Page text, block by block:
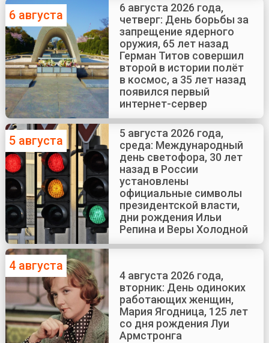
6 августа
6 августа 2026 года,
четверг: День борьбы за
запрещение ядерного
оружия, 65 лет назад
Герман Титов совершил
второй в истории полёт
в космос, а 35 лет назад
появился первый
интернет-сервер
5 августа
5 августа 2026 года,
среда: Международный
день светофора, 30 лет
назад в России
установлены
официальные символы
президентской власти,
дни рождения Ильи
Репина и Веры Холодной
4 августа
4 августа 2026 года,
вторник: День одиноких
работающих женщин,
Мария Ягодница, 125 лет
со дня рождения Луи
Армстронга